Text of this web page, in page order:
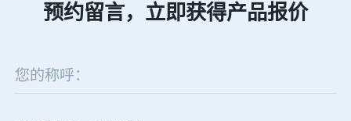
预约留言，立即获得产品报价